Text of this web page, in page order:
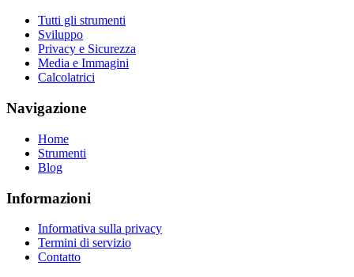
Tutti gli strumenti
Sviluppo
Privacy e Sicurezza
Media e Immagini
Calcolatrici
Navigazione
Home
Strumenti
Blog
Informazioni
Informativa sulla privacy
Termini di servizio
Contatto